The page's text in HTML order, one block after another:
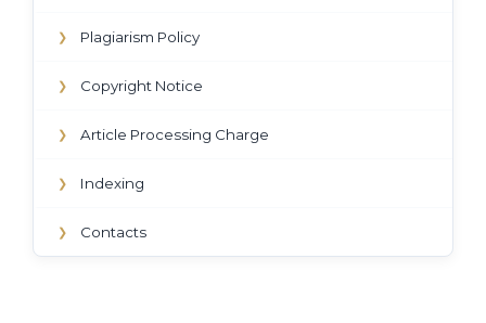
❯ Plagiarism Policy
❯ Copyright Notice
❯ Article Processing Charge
❯ Indexing
❯ Contacts